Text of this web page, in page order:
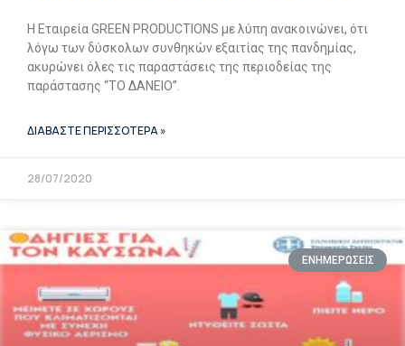
Η Εταιρεία GREEN PRODUCTIONS με λύπη ανακοινώνει, ότι
λόγω των δύσκολων συνθηκών εξαιτίας της πανδημίας,
ακυρώνει όλες τις παραστάσεις της περιοδείας της
παράστασης “ΤΟ ΔΑΝΕΙΟ”.
ΔΙΑΒΑΣΤΕ ΠΕΡΙΣΣΟΤΕΡΑ »
28/07/2020
ΕΝΗΜΕΡΩΣΕΙΣ